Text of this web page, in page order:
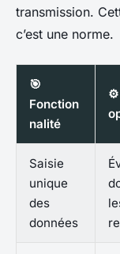
transmission.
c’est une norme.
🎯
Fonction
nalité
⚙️
Saisie
unique
des
données